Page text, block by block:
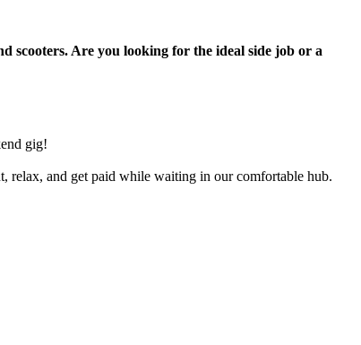
scooters. Are you looking for the ideal side job or a
gig!
relax, and get paid while waiting in our comfortable hub.